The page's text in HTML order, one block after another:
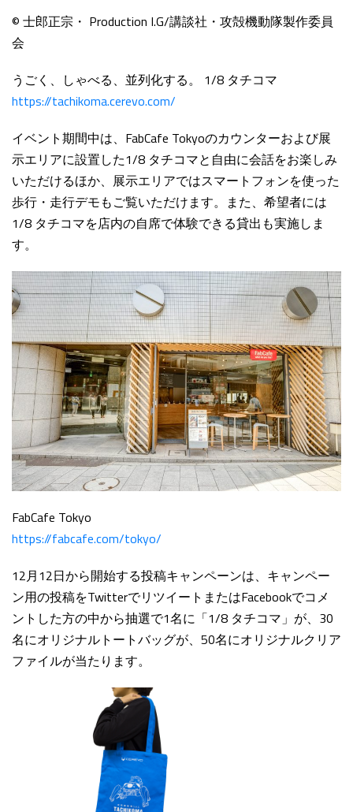
© 士郎正宗・ Production I.G/講談社・攻殻機動隊製作委員
会
うごく、しゃべる、並列化する。 1/8 タチコマ
https://tachikoma.cerevo.com/
イベント期間中は、FabCafe Tokyoのカウンターおよび展
示エリアに設置した1/8 タチコマと自由に会話をお楽しみ
いただけるほか、展示エリアではスマートフォンを使った
歩行・走行デモもご覧いただけます。また、希望者には
1/8 タチコマを店内の自席で体験できる貸出も実施しま
す。
FabCafe Tokyo
https://fabcafe.com/tokyo/
12月12日から開始する投稿キャンペーンは、キャンペー
ン用の投稿をTwitterでリツイートまたはFacebookでコメ
ントした方の中から抽選で1名に「1/8 タチコマ」が、30
名にオリジナルトートバッグが、50名にオリジナルクリア
ファイルが当たります。